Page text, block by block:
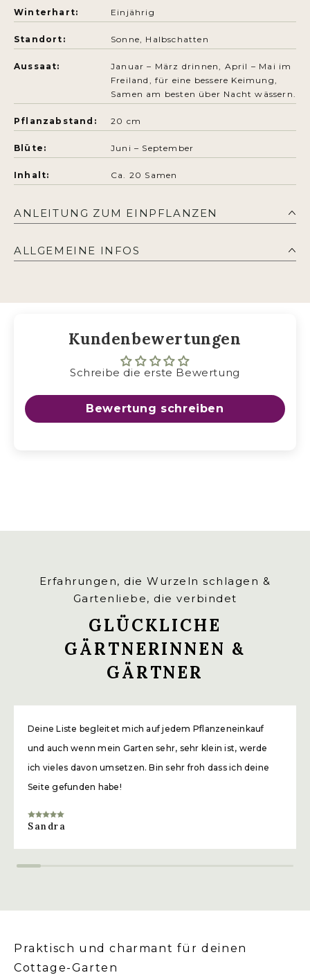
Winterhart: Einjährig
Standort: Sonne, Halbschatten
Aussaat:
Januar – März drinnen, April – Mai im
Freiland, für eine bessere Keimung,
Samen am besten über Nacht wässern.
Pflanzabstand: 20 cm
Blüte: Juni – September
Inhalt: Ca. 20 Samen
ANLEITUNG ZUM EINPFLANZEN
AUSSAAT
PINZIEREN
RANKHILFE
AUSPUTZEN
ALLGEMEINE INFOS
Kundenbewertungen
Schreibe die erste Bewertung
Bewertung schreiben
Erfahrungen, die Wurzeln schlagen &
Gartenliebe, die verbindet
GLÜCKLICHE
GÄRTNERINNEN &
GÄRTNER
Deine Liste begleitet mich auf jedem Pflanzeneinkauf
und auch wenn mein Garten sehr, sehr klein ist, werde
ich vieles davon umsetzen. Bin sehr froh dass ich deine
Seite gefunden habe!
Sandra
Praktisch und charmant für deinen
Cottage-Garten